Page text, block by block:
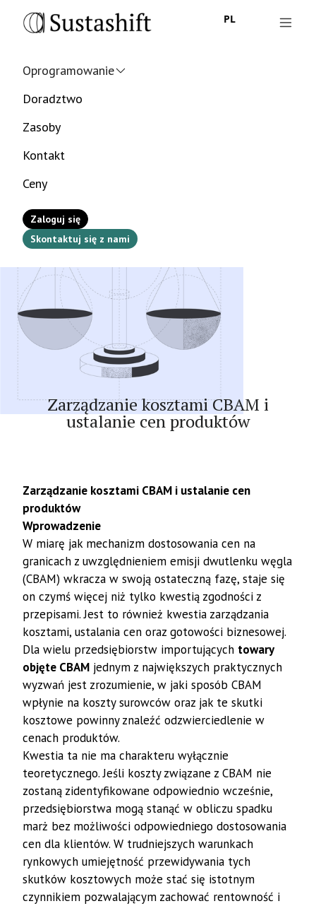
PL
Oprogramowanie
Doradztwo
Zasoby
Kontakt
Ceny
Skontaktuj się z nami
Zaloguj się
Zarządzanie kosztami CBAM i
ustalanie cen produktów
Zarządzanie kosztami CBAM i ustalanie cen
produktów
Wprowadzenie
W miarę jak mechanizm dostosowania cen na
granicach z uwzględnieniem emisji dwutlenku węgla
(CBAM) wkracza w swoją ostateczną fazę, staje się
on czymś więcej niż tylko kwestią zgodności z
przepisami. Jest to również kwestia zarządzania
kosztami, ustalania cen oraz gotowości biznesowej.
Dla wielu przedsiębiorstw importujących towary
objęte CBAM jednym z największych praktycznych
wyzwań jest zrozumienie, w jaki sposób CBAM
wpłynie na koszty surowców oraz jak te skutki
kosztowe powinny znaleźć odzwierciedlenie w
cenach produktów.
Kwestia ta nie ma charakteru wyłącznie
teoretycznego. Jeśli koszty związane z CBAM nie
zostaną zidentyfikowane odpowiednio wcześnie,
przedsiębiorstwa mogą stanąć w obliczu spadku
marż bez możliwości odpowiedniego dostosowania
cen dla klientów. W trudniejszych warunkach
rynkowych umiejętność przewidywania tych
skutków kosztowych może stać się istotnym
czynnikiem pozwalającym zachować rentowność i